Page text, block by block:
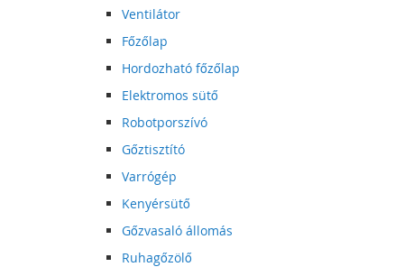
Ventilátor
Főzőlap
Hordozható főzőlap
Elektromos sütő
Robotporszívó
Gőztisztító
Varrógép
Kenyérsütő
Gőzvasaló állomás
Ruhagőzölő